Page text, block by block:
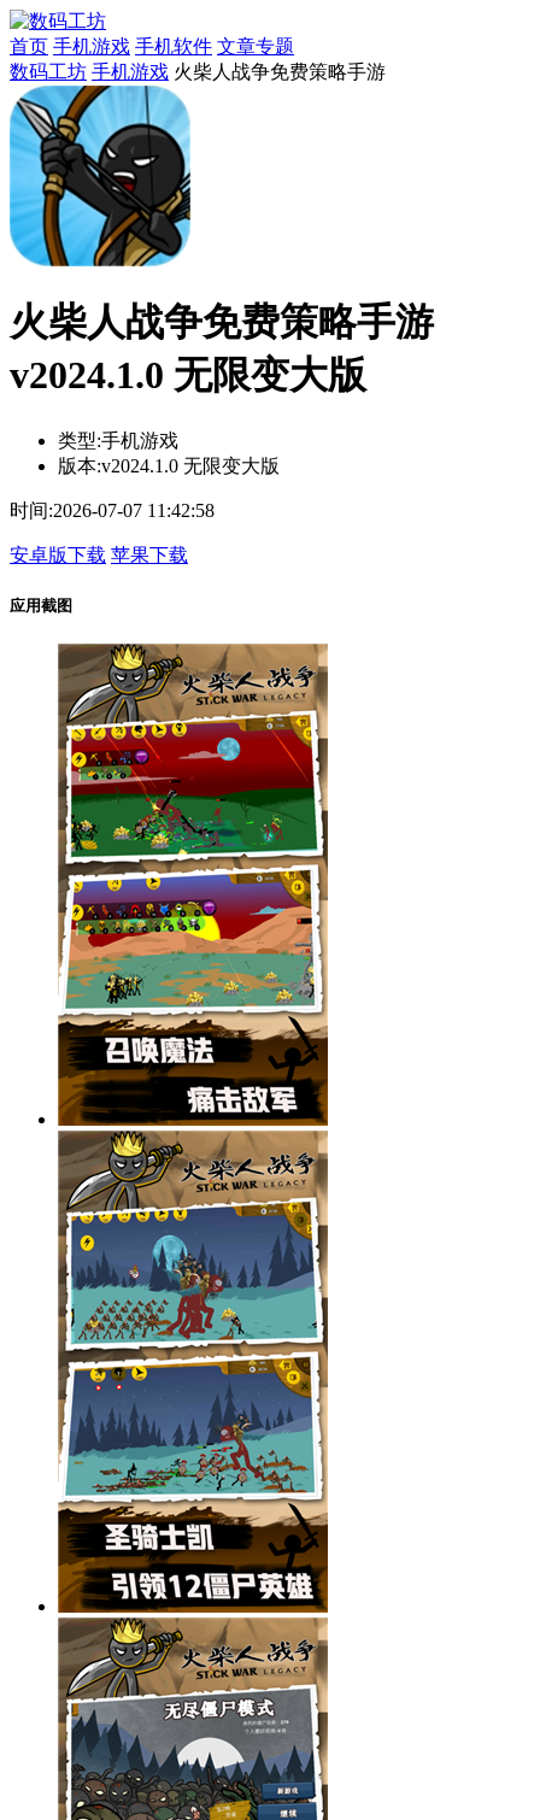
首页 手机游戏 手机软件 文章专题
数码工坊 手机游戏 火柴人战争免费策略手游
火柴人战争免费策略手游
v2024.1.0 无限变大版
类型:手机游戏
版本:v2024.1.0 无限变大版
时间:2026-07-07 11:42:58
安卓版下载 苹果下载
应用截图